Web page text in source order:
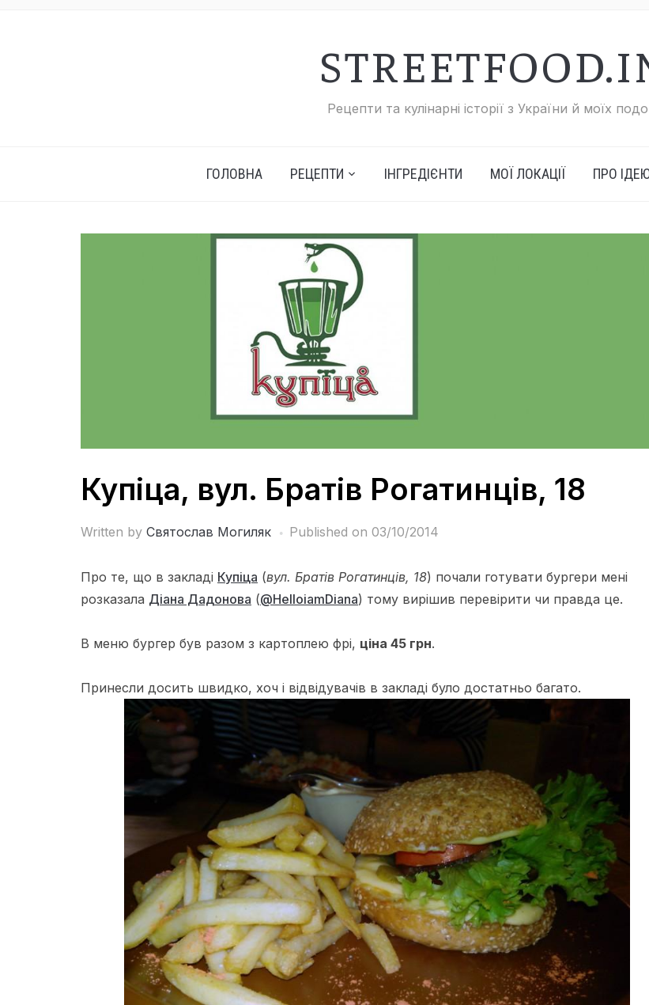
Рецепти та кулінарні історії з України й моїх
ГОЛОВНА РЕЦЕПТИ ІНГРЕДІЄНТИ МОЇ ЛОКАЦІЇ ПРО
Купіца, вул. Братів Рогатинців, 18
Written by Святослав Могиляк Published on 03/10/2014
Про те, що в закладі Купіца (вул. Братів Рогатинців, 18) почали готувати бургери мені
розказала Діана Дадонова (@HelloiamDiana) тому вирішив перевірити чи правда це.
В меню бургер був разом з картоплею фрі, ціна 45 грн.
Принесли досить швидко, хоч і відвідувачів в закладі було достатньо багато.